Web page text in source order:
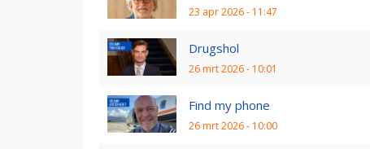
23 apr 2026 - 11:47
Drugshol
26 mrt 2026 - 10:01
Find my phone
26 mrt 2026 - 10:00